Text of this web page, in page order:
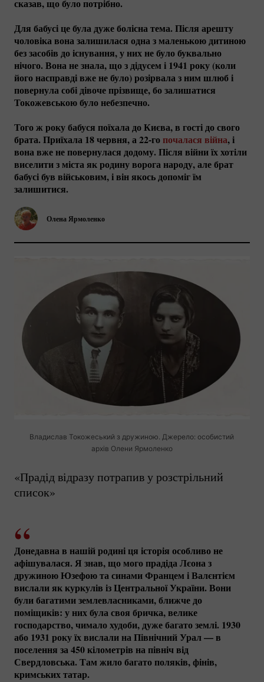
Олена Ярмоленко
сказав, що було потрібно.
Для бабусі це була дуже болісна тема. Після арешту
чоловіка вона залишилася одна з маленькою дитиною
без засобів до існування, у них не було буквально
нічого. Вона не знала, що з дідусем і 1941 року (коли
його насправді вже не було) розірвала з ним шлюб і
повернула собі дівоче прізвище, бо залишатися
Токожевською було небезпечно.
Того ж року бабуся поїхала до Києва, в гості до свого
брата. Приїхала 18 червня, а22-гопочалася війна, і
вона вже не повернулася додому. Після війни їх хотіли
виселити з міста як родину ворога народу, але брат
бабусі був військовим, і він якось допоміг їм
залишитися.
Владислав Токожеський з дружиною. Джерело: особистий
архів Олени Ярмоленко
«Прадід відразу потрапив у розстрільний
список»
Донедавна в нашій родині ця історія особливо не
афішувалася. Я знав, що мого прадіда Лєона з
дружиною Юзефою та синами Францем і Валєнтієм
вислали як куркулів із Центральної України. Вони
були багатими землевласниками, ближче до
поміщиків: у них була своя бричка, велике
господарство, чимало худоби, дуже багато землі. 1930
або 1931 року їх вислали на Північний Урал — в
поселення за 450 кілометрів на північ від
Свердловська. Там жило багато поляків, фінів,
кримських татар.